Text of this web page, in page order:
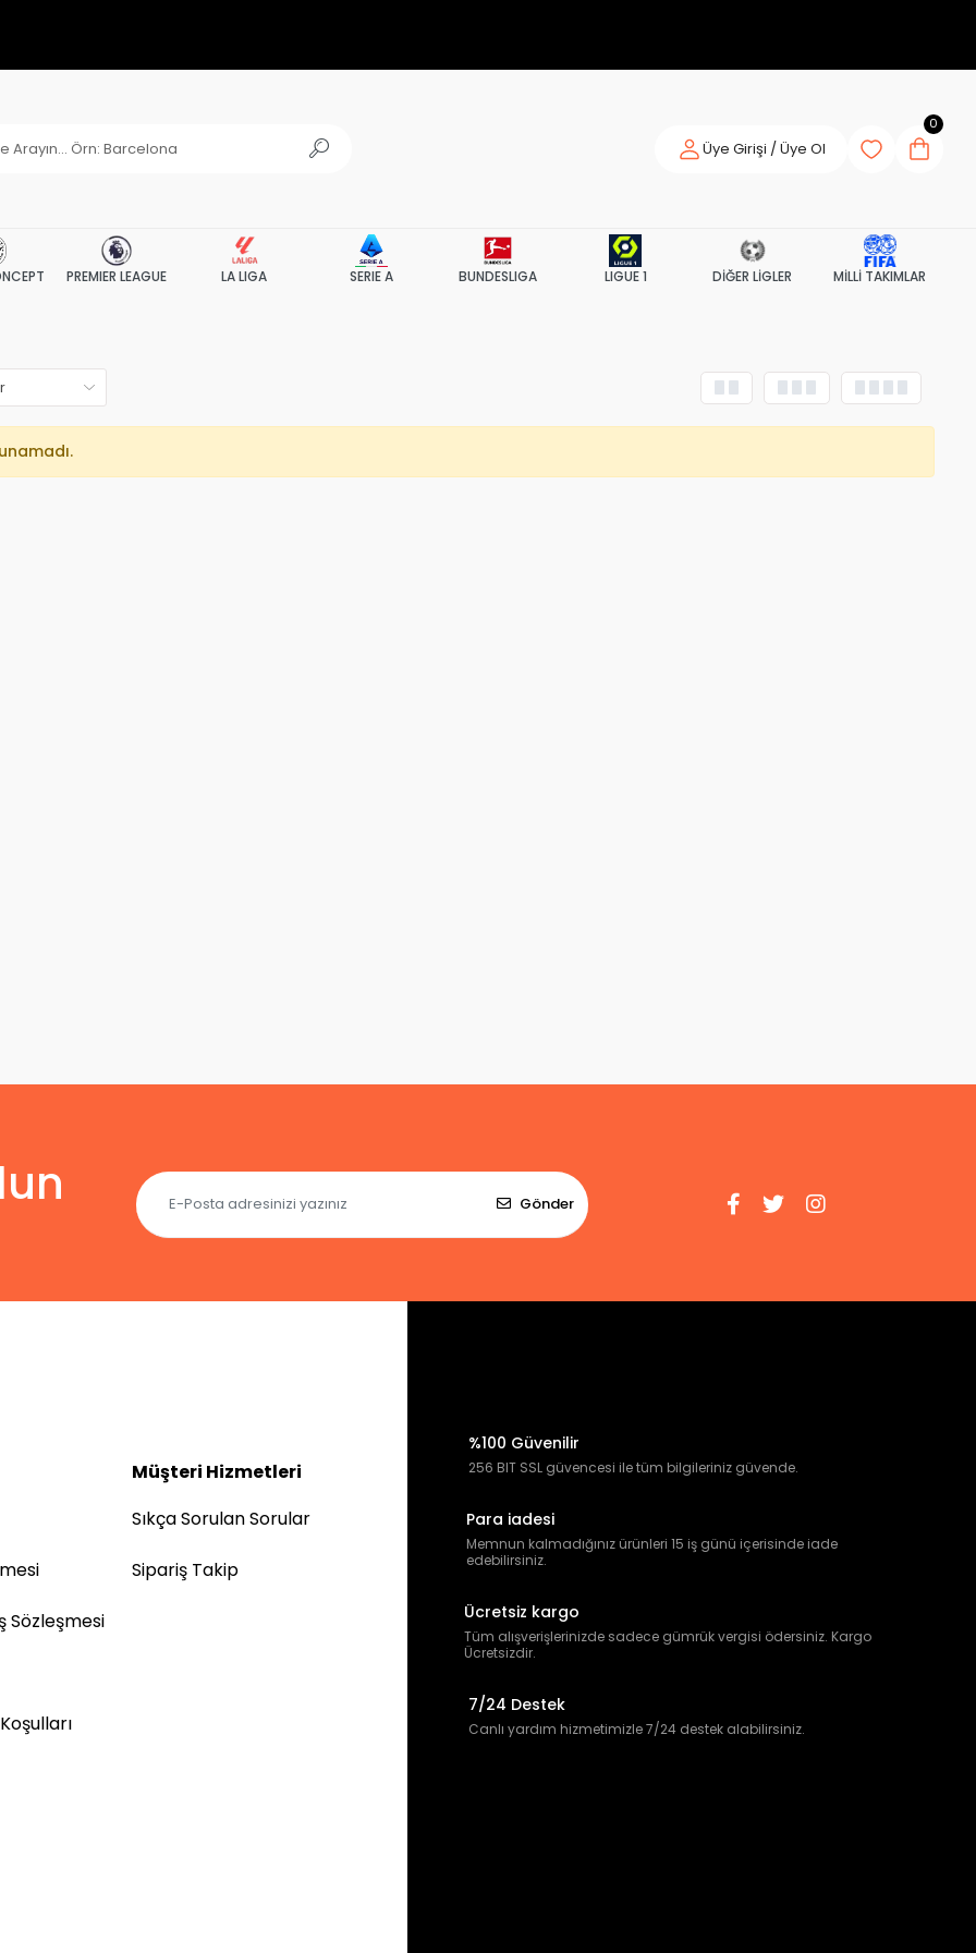
Üye Girişi / Üye Ol
0
PREMIER LEAGUE LA LIGA SERIE A BUNDESLIGA LIGUE 1 DİĞER LİGLER MİLLİ TAKIMLAR
Gönder
Sözleşmesi
Müşteri Hizmetleri
Sıkça Sorulan Sorular
Sipariş Takip
%100 Güvenilir
256 BIT SSL güvencesi ile tüm bilgileriniz güvende.
Para iadesi
Memnun kalmadığınız ürünleri 15 iş günü içerisinde iade
edebilirsiniz.
Ücretsiz kargo
Tüm alışverişlerinizde sadece gümrük vergisi ödersiniz. Kargo
Ücretsizdir.
7/24 Destek
Canlı yardım hizmetimizle 7/24 destek alabilirsiniz.